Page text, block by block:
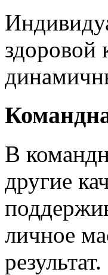
здоровой
В
другие
личное
результат.